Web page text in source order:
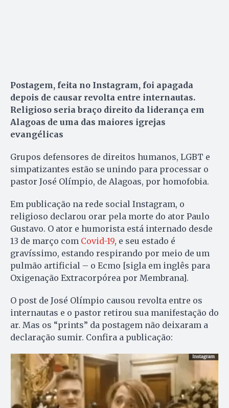
Postagem, feita no Instagram, foi apagada
depois de causar revolta entre internautas.
Religioso seria braço direito da liderança em
Alagoas de uma das maiores igrejas
evangélicas
Grupos defensores de direitos humanos, LGBT e
simpatizantes estão se unindo para processar o
pastor José Olímpio, de Alagoas, por homofobia.
Em publicação na rede social Instagram, o
religioso declarou orar pela morte do ator Paulo
Gustavo. O ator e humorista está internado desde
13 de março com Covid-19, e seu estado é
gravíssimo, estando respirando por meio de um
pulmão artificial – o Ecmo [sigla em inglês para
Oxigenação Extracorpórea por Membrana].
O post de José Olímpio causou revolta entre os
internautas e o pastor retirou sua manifestação do
ar. Mas os “prints” da postagem não deixaram a
declaração sumir. Confira a publicação: